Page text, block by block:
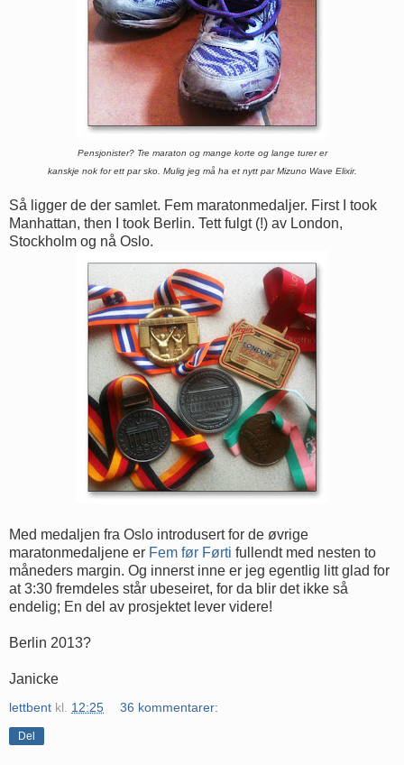
Pensjonister? Tre maraton og mange korte og lange turer er
kanskje nok for ett par sko. Mulig jeg må ha et nytt par Mizuno Wave Elixir.
Så ligger de der samlet. Fem maratonmedaljer. First I took
Manhattan, then I took Berlin. Tett fulgt (!) av London,
Stockholm og nå Oslo.
Med medaljen fra Oslo introdusert for de øvrige
maratonmedaljene er Fem før Førti fullendt med nesten to
måneders margin. Og innerst inne er jeg egentlig litt glad for
at 3:30 fremdeles står ubeseiret, for da blir det ikke så
endelig; En del av prosjektet lever videre!
Berlin 2013?
Janicke
lettbent kl. 12:25 36 kommentarer:
Del